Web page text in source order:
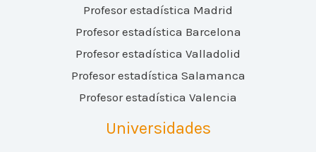
Profesor estadística Madrid
Profesor estadística Barcelona
Profesor estadística Valladolid
Profesor estadística Salamanca
Profesor estadística Valencia
Universidades